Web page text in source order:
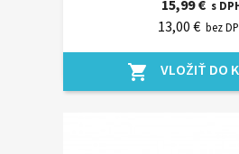
15,99 € s
13,00 € bez
shopping_cart VLOŽIŤ DO